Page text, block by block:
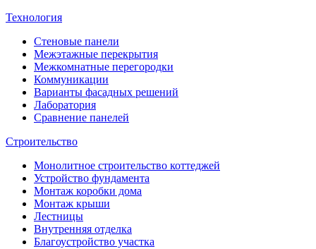
Технология
Стеновые панели
Межэтажные перекрытия
Межкомнатные перегородки
Коммуникации
Варианты фасадных решений
Лаборатория
Сравнение панелей
Строительство
Монолитное строительство коттеджей
Устройство фундамента
Монтаж коробки дома
Монтаж крыши
Лестницы
Внутренняя отделка
Благоустройство участка